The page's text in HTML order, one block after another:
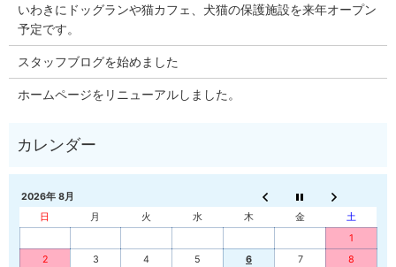
いわきにドッグランや猫カフェ、犬猫の保護施設を来年オープン
予定です。
スタッフブログを始めました
ホームページをリニューアルしました。
2026年 8月
日
月 火 水 木 金
土
1
2
3 4 5 6 7
8